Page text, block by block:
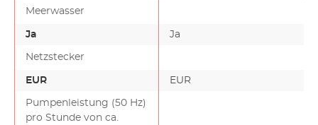
Meerwasser
Ja Ja
Netzstecker
EUR EUR
Pumpenleistung (50 Hz)
pro Stunde von ca.